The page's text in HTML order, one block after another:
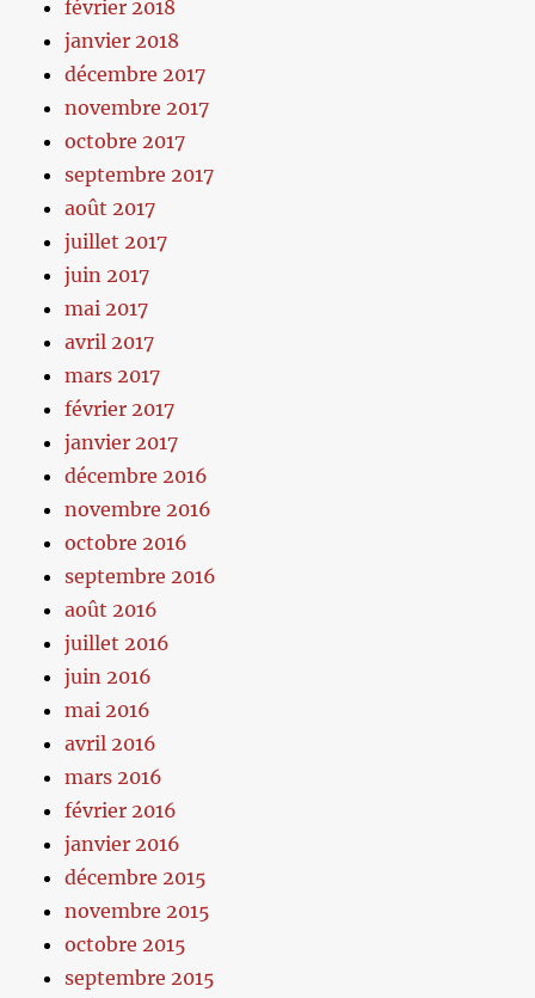
février 2018
janvier 2018
décembre 2017
novembre 2017
octobre 2017
septembre 2017
août 2017
juillet 2017
juin 2017
mai 2017
avril 2017
mars 2017
février 2017
janvier 2017
décembre 2016
novembre 2016
octobre 2016
septembre 2016
août 2016
juillet 2016
juin 2016
mai 2016
avril 2016
mars 2016
février 2016
janvier 2016
décembre 2015
novembre 2015
octobre 2015
septembre 2015